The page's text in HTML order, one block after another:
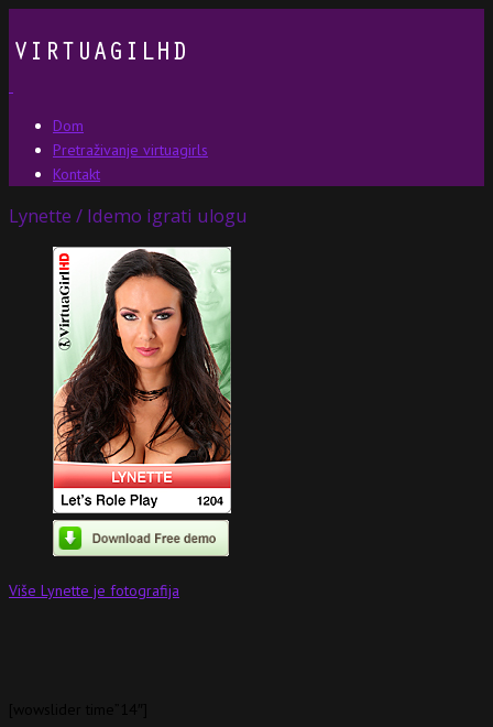
Dom
Pretraživanje virtuagirls
Kontakt
Lynette / Idemo igrati ulogu
Više Lynette je fotografija